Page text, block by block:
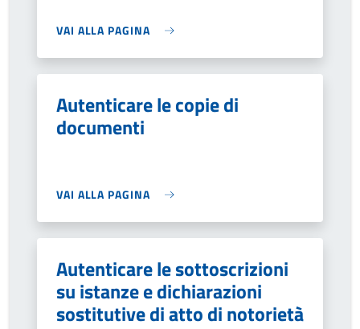
VAI ALLA PAGINA
Autenticare le copie di
documenti
VAI ALLA PAGINA
Autenticare le sottoscrizioni
su istanze e dichiarazioni
sostitutive di atto di notorietà